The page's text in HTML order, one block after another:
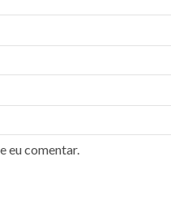
eu comentar.